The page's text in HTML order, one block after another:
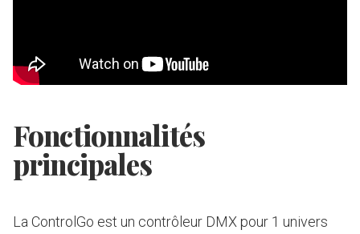
Fonctionnalités
principales
La ControlGo est un contrôleur DMX pour 1 univers